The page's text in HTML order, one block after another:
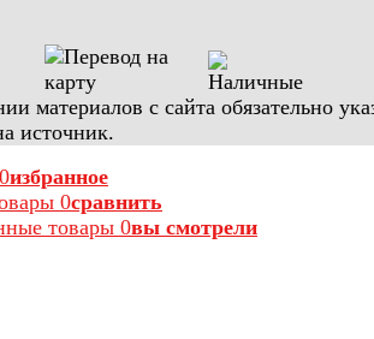
материалов с сайта обязательно
источник.
0избранное
0сравнить
товары 0вы смотрели